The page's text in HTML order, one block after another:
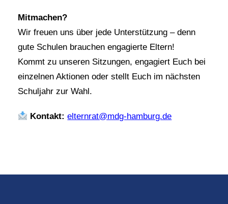
Mitmachen?
Wir freuen uns über jede Unterstützung – denn
gute Schulen brauchen engagierte Eltern!
Kommt zu unseren Sitzungen, engagiert Euch bei
einzelnen Aktionen oder stellt Euch im nächsten
Schuljahr zur Wahl.
Kontakt: elternrat@mdg-hamburg.de